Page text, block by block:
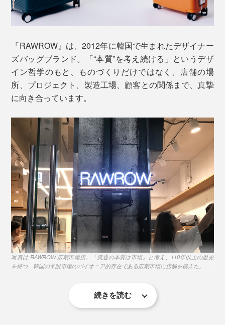
す。
ます。
旅先で頻繁に出し入れするパスポートやチケット、地
図、モバイルバッテリー等を収納できる「隠しポケッ
ト」も便利。ハンドル収納スペースの隙間を有効活用し
て、旅中の“行動動線”からデザインされているのはさす
がです。
『RAWROW』は、2012年に韓国で生まれたデザイナー
ズバッグブランド。「“本質”を考え続ける」というデザ
イン哲学のもと、ものづくりだけではなく、店舗の場
所、プロジェクト、製造工場、顧客との関係まで、真摯
に向き合っています。
写真は RAWROW 広蔵市場店。「流通の本質は市場」と考え、110年以上の歴史
を持つ、韓国の常設市場のパイオニア的存在である広蔵市場に店舗を構えた。
続きを読む